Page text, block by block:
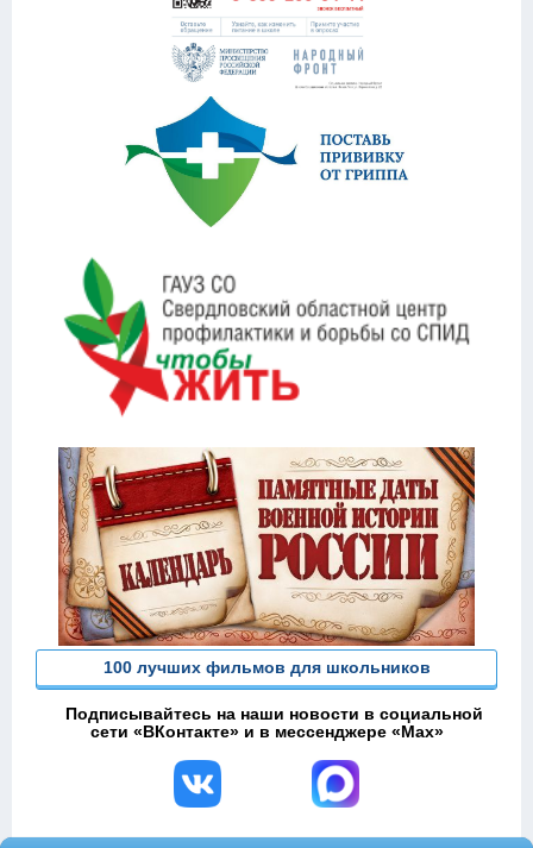
100 лучших фильмов для школьников
Подписывайтесь на наши новости в социальной
сети «ВКонтакте» и в мессенджере «Max»